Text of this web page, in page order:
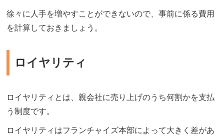
徐々に人手を増やすことができないので、事前に係る費用
を計算しておきましょう。
ロイヤリティ
ロイヤリティとは、親会社に売り上げのうち何割かを支払
う制度です。
ロイヤリティはフランチャイズ本部によって大きく差があ